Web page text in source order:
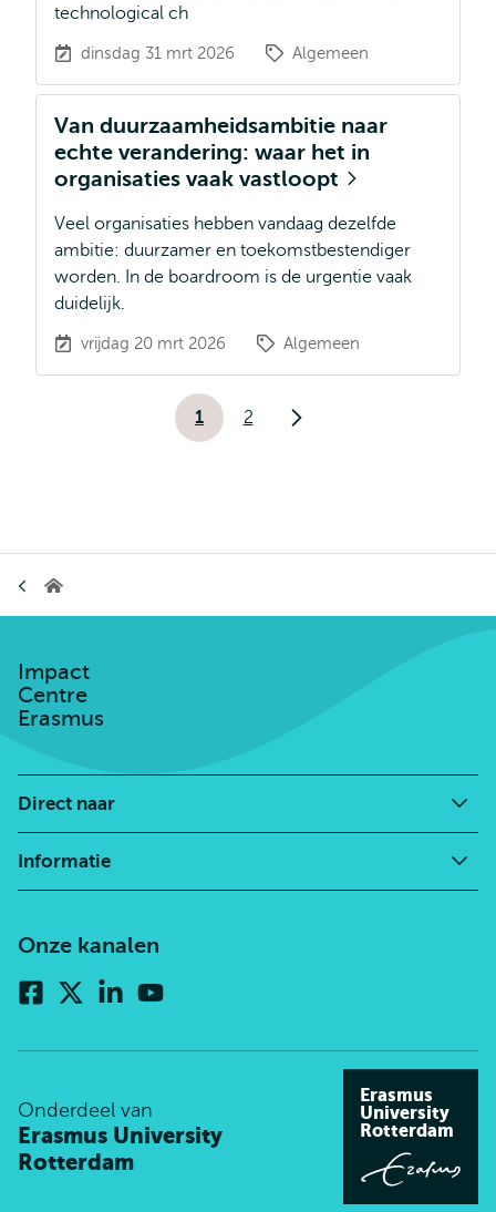
technological ch
dinsdag 31 mrt 2026 Algemeen
Van duurzaamheidsambitie naar
echte verandering: waar het in
organisaties vaak vastloopt
Veel organisaties hebben vandaag dezelfde
ambitie: duurzamer en toekomstbestendiger
worden. In de boardroom is de urgentie vaak
duidelijk.
vrijdag 20 mrt 2026 Algemeen
Paginering
Huidige
1
Pagina
2
Volgende
Impact
Impact
Centre
Erasmus
Direct naar
Informatie
Onze kanalen
Facebook
twitter)
Linkedin
Onderdeel van
Erasmus University
Rotterdam
Erasmus
University
Rotterdam